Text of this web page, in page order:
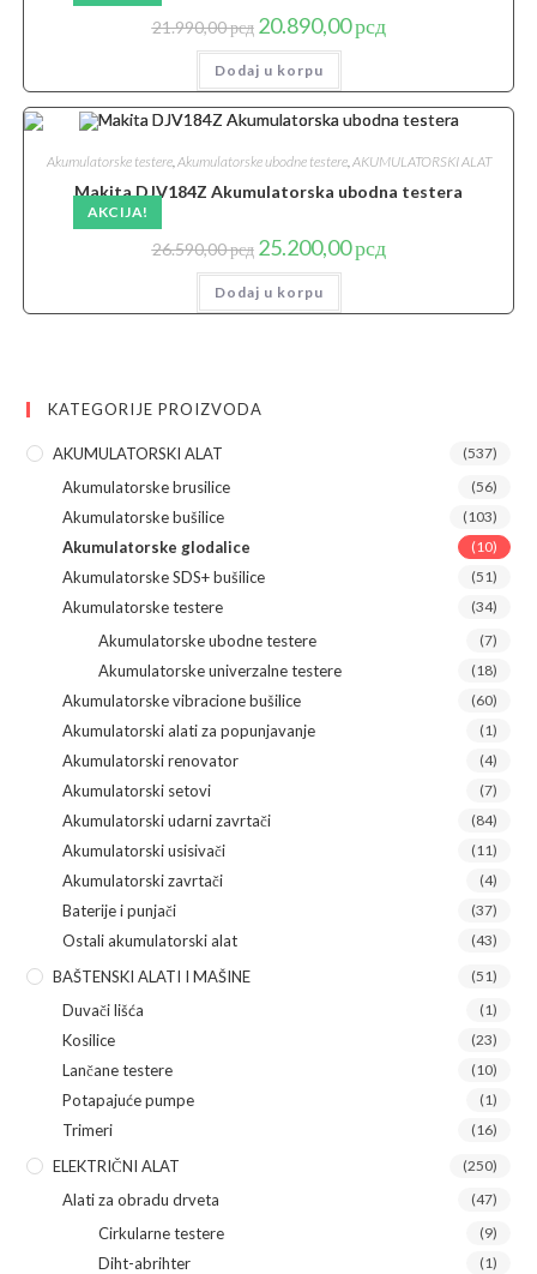
21.990,00рсд Originalna
cena
je
bila:
21.990,00 рсд.
20.890,00рсдTrenutna
cena
Dodaj u korpu
AKCIJA!
Akumulatorske testere,Akumulatorske ubodne testere,AKUMULATORSKI ALAT
Makita DJV184Z Akumulatorska ubodna testera
26.590,00рсд Originalna
cena
je
bila:
26.590,00 рсд.
25.200,00рсдTrenutna
cena
Dodaj u korpu
KATEGORIJE PROIZVODA
AKUMULATORSKI ALAT (537)
Akumulatorske brusilice (56)
Akumulatorske bušilice (103)
Akumulatorske glodalice (10)
Akumulatorske SDS+ bušilice (51)
Akumulatorske testere (34)
Akumulatorske ubodne testere (7)
Akumulatorske univerzalne testere (18)
Akumulatorske vibracione bušilice (60)
Akumulatorski alati za popunjavanje (1)
Akumulatorski renovator (4)
Akumulatorski setovi (7)
Akumulatorski udarni zavrtači (84)
Akumulatorski usisivači (11)
Akumulatorski zavrtači (4)
Baterije i punjači (37)
Ostali akumulatorski alat (43)
BAŠTENSKI ALATI I MAŠINE (51)
Duvači lišća (1)
Kosilice (23)
Lančane testere (10)
Potapajuće pumpe (1)
Trimeri (16)
ELEKTRIČNI ALAT (250)
Alati za obradu drveta (47)
Cirkularne testere (9)
Diht-abrihter (1)